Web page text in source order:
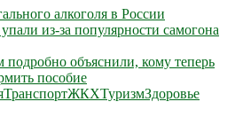
алкоголя в России
из-за популярности самогона
подробно объяснили, кому теперь
пособие
ТранспортЖКХТуризмЗдоровье